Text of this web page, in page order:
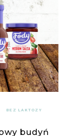
BEZ LAKTOZY
budyń